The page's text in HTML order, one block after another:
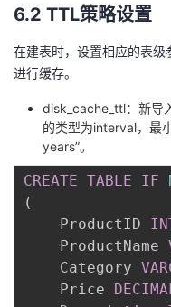
6.2 TTL策略设置
在建表时，设置相应的表
进行缓存。
disk_cache_ttl：新导
的类型为interval，最
years”。
CREATE TABLE IF
(
    ProductID
    ProductName
    Category
    Price
DECIMAL